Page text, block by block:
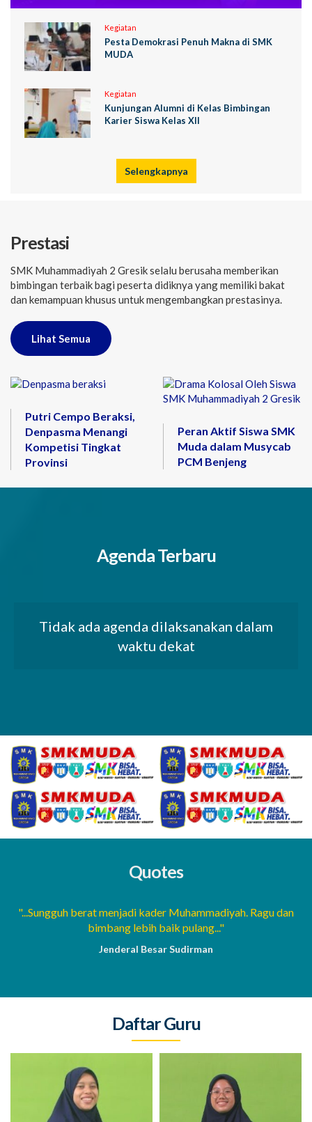
Kegiatan
Pesta Demokrasi Penuh Makna di SMK
MUDA
Kegiatan
Kunjungan Alumni di Kelas Bimbingan
Karier Siswa Kelas XII
Selengkapnya
Prestasi
SMK Muhammadiyah 2 Gresik selalu berusaha memberikan
bimbingan terbaik bagi peserta didiknya yang memiliki bakat
dan kemampuan khusus untuk mengembangkan prestasinya.
Lihat Semua
Putri Cempo Beraksi,
Denpasma Menangi
Kompetisi Tingkat
Provinsi
Peran Aktif Siswa SMK
Muda dalam Musycab
PCM Benjeng
Agenda Terbaru
Tidak ada agenda dilaksanakan dalam
waktu dekat
Quotes
"...Sungguh berat menjadi kader Muhammadiyah. Ragu dan
bimbang lebih baik pulang..."
Jenderal Besar Sudirman
Daftar Guru